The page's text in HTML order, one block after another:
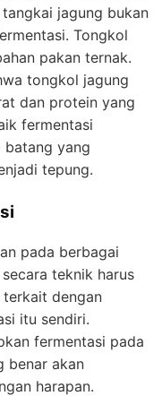
jagung bukan
Tongkol
pakan ternak.
tongkol jagung
dan protein yang
fermentasi
yang
tepung.
pada berbagai
teknik harus
terkait dengan
itu sendiri.
fermentasi pada
benar akan
harapan.